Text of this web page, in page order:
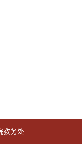
教务处